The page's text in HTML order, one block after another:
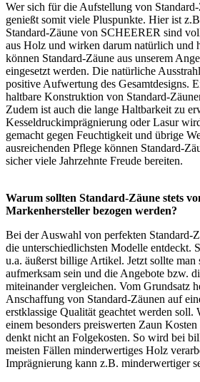
Wer sich für die Aufstellung von
genießt somit viele Pluspunkte. Hier ist
Standard-Zäune von SCHEERER sind
aus Holz und wirken darum natürlich und
können Standard-Zäune aus unserem
eingesetzt werden. Die natürliche
positive Aufwertung des Gesamtdesigns.
haltbare Konstruktion von Standard-
Zudem ist auch die lange Haltbarkeit zu
Kesseldruckimprägnierung oder Lasur
gemacht gegen Feuchtigkeit und übrige
ausreichenden Pflege können Standard-
sicher viele Jahrzehnte Freude bereiten.
Warum sollten Standard-Zäune stets
Markenhersteller bezogen werden?
Bei der Auswahl von perfekten Standard-
die unterschiedlichsten Modelle entdeckt.
u.a. äußerst billige Artikel. Jetzt sollte man
aufmerksam sein und die Angebote bzw.
miteinander vergleichen. Vom Grundsatz
Anschaffung von Standard-Zäunen auf
erstklassige Qualität geachtet werden soll.
einem besonders preiswerten Zaun
denkt nicht an Folgekosten. So wird bei
meisten Fällen minderwertiges Holz
Imprägnierung kann z.B. minderwertiger